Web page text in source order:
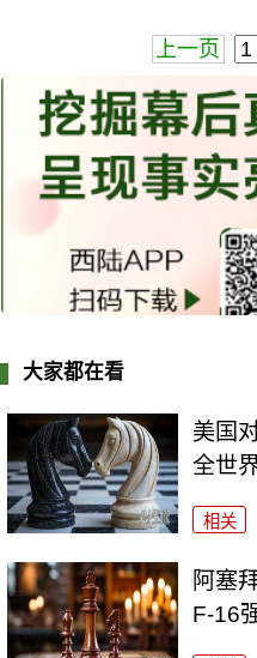
上一页
大家都在看
美国
全世
相关
阿塞
F-16